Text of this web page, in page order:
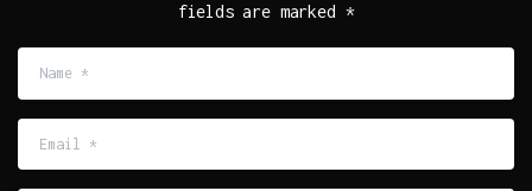
fields are marked *
*